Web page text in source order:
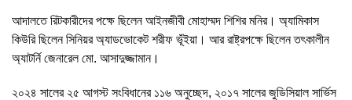
আদালতে রিটকারীদের পক্ষে ছিলেন আইনজীবী মোহাম্মদ শিশির মনির। অ্যামিকাস
কিউরি ছিলেন সিনিয়র অ্যাডভোকেট শরীফ ভূঁইয়া। আর রাষ্ট্রপক্ষে ছিলেন তৎকালীন
অ্যাটর্নি জেনারেল মো. আসাদুজ্জামান।
২০২৪ সালের ২৫ আগস্ট সংবিধানের ১১৬ অনুচ্ছেদ, ২০১৭ সালের জুডিসিয়াল সার্ভিস